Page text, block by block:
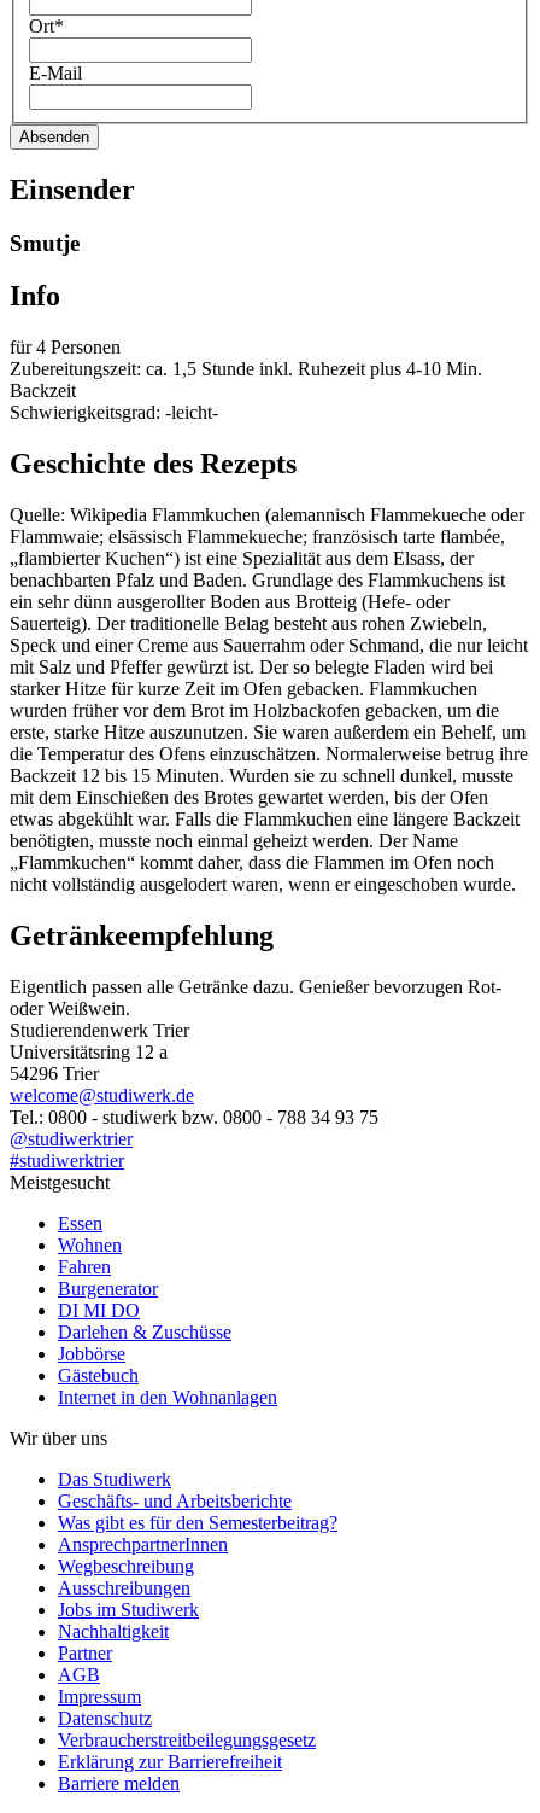
Ort*
E-Mail
Absenden
Einsender
Smutje
Info
für 4 Personen
Zubereitungszeit: ca. 1,5 Stunde inkl. Ruhezeit plus 4-10 Min.
Backzeit
Schwierigkeitsgrad: -leicht-
Geschichte des Rezepts
Quelle: Wikipedia Flammkuchen (alemannisch Flammekueche oder
Flammwaie; elsässisch Flammekueche; französisch tarte flambée,
„flambierter Kuchen“) ist eine Spezialität aus dem Elsass, der
benachbarten Pfalz und Baden. Grundlage des Flammkuchens ist
ein sehr dünn ausgerollter Boden aus Brotteig (Hefe- oder
Sauerteig). Der traditionelle Belag besteht aus rohen Zwiebeln,
Speck und einer Creme aus Sauerrahm oder Schmand, die nur leicht
mit Salz und Pfeffer gewürzt ist. Der so belegte Fladen wird bei
starker Hitze für kurze Zeit im Ofen gebacken. Flammkuchen
wurden früher vor dem Brot im Holzbackofen gebacken, um die
erste, starke Hitze auszunutzen. Sie waren außerdem ein Behelf, um
die Temperatur des Ofens einzuschätzen. Normalerweise betrug ihre
Backzeit 12 bis 15 Minuten. Wurden sie zu schnell dunkel, musste
mit dem Einschießen des Brotes gewartet werden, bis der Ofen
etwas abgekühlt war. Falls die Flammkuchen eine längere Backzeit
benötigten, musste noch einmal geheizt werden. Der Name
„Flammkuchen“ kommt daher, dass die Flammen im Ofen noch
nicht vollständig ausgelodert waren, wenn er eingeschoben wurde.
Getränkeempfehlung
Eigentlich passen alle Getränke dazu. Genießer bevorzugen Rot-
oder Weißwein.
Studierendenwerk Trier
Universitätsring 12 a
54296 Trier
welcome@studiwerk.de
Tel.: 0800 - studiwerk bzw. 0800 - 788 34 93 75
@studiwerktrier
#studiwerktrier
Meistgesucht
Essen
Wohnen
Fahren
Burgenerator
DI MI DO
Darlehen & Zuschüsse
Jobbörse
Gästebuch
Internet in den Wohnanlagen
Wir über uns
Das Studiwerk
Geschäfts- und Arbeitsberichte
Was gibt es für den Semesterbeitrag?
AnsprechpartnerInnen
Wegbeschreibung
Ausschreibungen
Jobs im Studiwerk
Nachhaltigkeit
Partner
AGB
Impressum
Datenschutz
Verbraucherstreitbeilegungsgesetz
Erklärung zur Barrierefreiheit
Barriere melden